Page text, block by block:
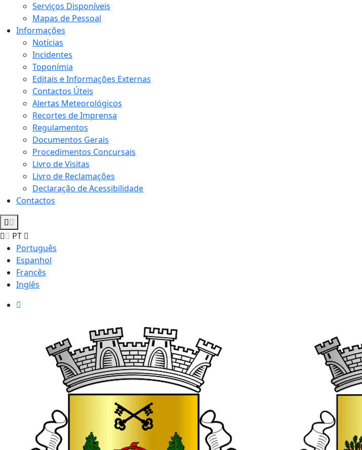
Serviços Disponíveis
Mapas de Pessoal
Informações
Notícias
Incidentes
Toponímia
Editais e Informações Externas
Contactos Úteis
Alertas Meteorológicos
Recortes de Imprensa
Regulamentos
Documentos Gerais
Procedimentos Concursais
Livro de Visitas
Livro de Reclamações
Declaração de Acessibilidade
Contactos
PT
Português
Espanhol
Francês
Inglês